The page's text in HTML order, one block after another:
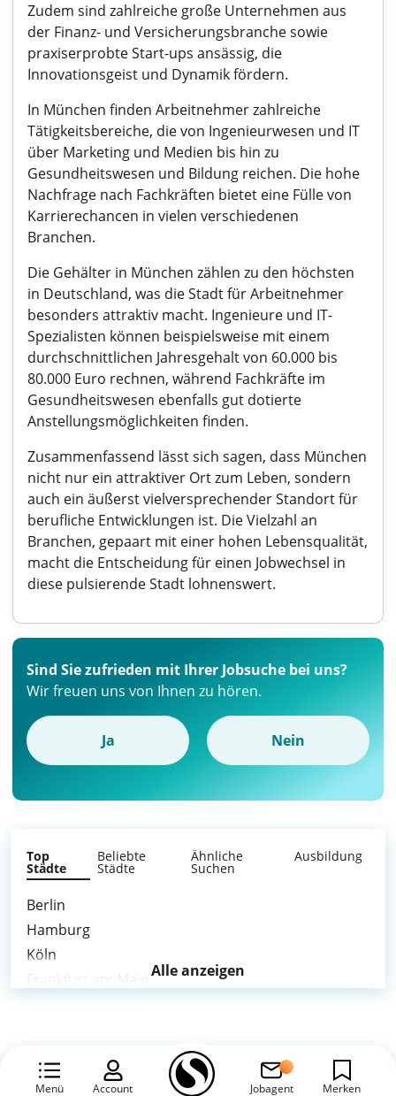
Zudem sind zahlreiche große Unternehmen aus
der Finanz- und Versicherungsbranche sowie
praxiserprobte Start-ups ansässig, die
Innovationsgeist und Dynamik fördern.
In München finden Arbeitnehmer zahlreiche
Tätigkeitsbereiche, die von Ingenieurwesen und IT
über Marketing und Medien bis hin zu
Gesundheitswesen und Bildung reichen. Die hohe
Nachfrage nach Fachkräften bietet eine Fülle von
Karrierechancen in vielen verschiedenen
Branchen.
Die Gehälter in München zählen zu den höchsten
in Deutschland, was die Stadt für Arbeitnehmer
besonders attraktiv macht. Ingenieure und IT-
Spezialisten können beispielsweise mit einem
durchschnittlichen Jahresgehalt von 60.000 bis
80.000 Euro rechnen, während Fachkräfte im
Gesundheitswesen ebenfalls gut dotierte
Anstellungsmöglichkeiten finden.
Zusammenfassend lässt sich sagen, dass München
nicht nur ein attraktiver Ort zum Leben, sondern
auch ein äußerst vielversprechender Standort für
berufliche Entwicklungen ist. Die Vielzahl an
Branchen, gepaart mit einer hohen Lebensqualität,
macht die Entscheidung für einen Jobwechsel in
diese pulsierende Stadt lohnenswert.
Menü Account Jobagent Merken
Sind Sie zufrieden mit Ihrer Jobsuche bei uns?
Wir freuen uns von Ihnen zu hören.
Ja Nein
Top
Städte
Beliebte
Städte
Ähnliche
Suchen
Ausbildung
Berlin
Hamburg
Köln
Dortmund
Alle anzeigen